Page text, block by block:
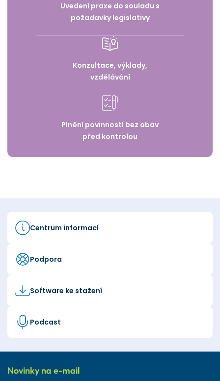
Uvedení praxe do souladu s
požadavky legislativy
Konzultace, výklady,
vzdělávání
Plnění povinností bez obav
před kontrolou
Centrum informací
Podpora
Software ke stažení
Podcast
Novinky na e-mail